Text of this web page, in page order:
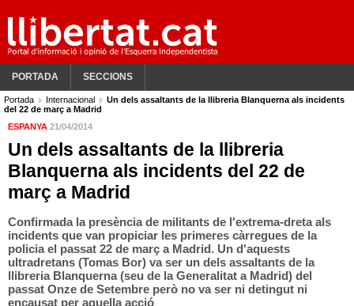
PORTADA SECCIONS
Portada Internacional
Un dels assaltants de la llibreria Blanquerna als incidents
del 22 de març a Madrid
ESPANYA 21/04/2014
Un dels assaltants de la llibreria
Blanquerna als incidents del 22 de
març a Madrid
Confirmada la presència de militants de l'extrema-dreta als
incidents que van propiciar les primeres càrregues de la
policia el passat 22 de març a Madrid. Un d'aquests
ultradretans (Tomas Bor) va ser un dels assaltants de la
llibreria Blanquerna (seu de la Generalitat a Madrid) del
passat Onze de Setembre però no va ser ni detingut ni
encausat per aquella acció